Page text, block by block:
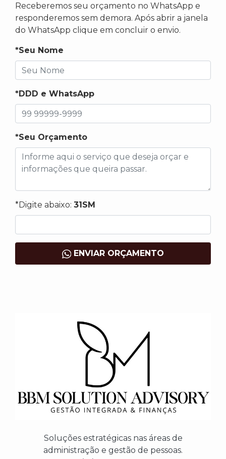
Receberemos seu orçamento no WhatsApp e
responderemos sem demora. Após abrir a janela
do WhatsApp clique em concluir o envio.
*Seu Nome
*DDD e WhatsApp
*Seu Orçamento
*Digite abaixo: 31SM
ENVIAR ORÇAMENTO
Soluções estratégicas nas áreas de
administração e gestão de pessoas.